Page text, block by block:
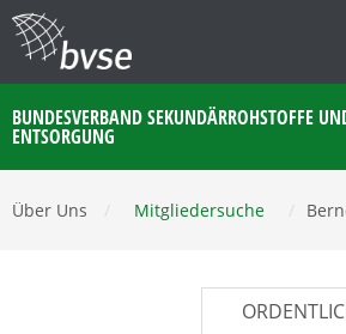
BUNDESVERBAND SEKUNDÄRROHSTOFFE
ENTSORGUNG
Über Uns Mitgliedersuche